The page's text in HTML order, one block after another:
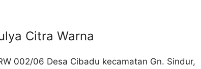
Citra Warna
002/06 Desa Cibadu kecamatan Gn. Sindur,